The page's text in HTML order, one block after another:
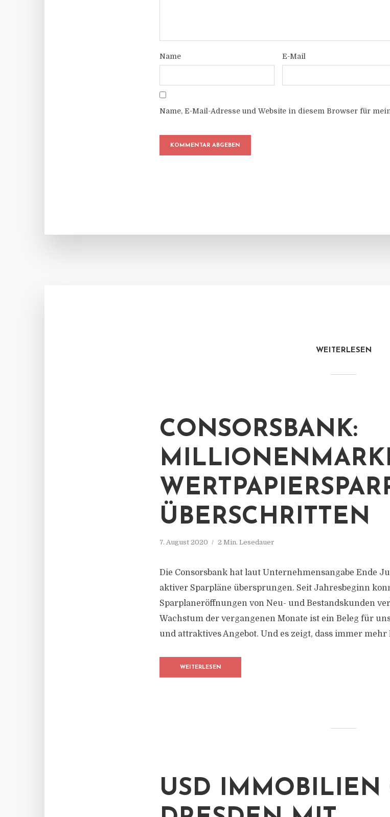
Name E-Mail
Name, E-Mail-Adresse und Website in diesem Browser für
WEITERLESEN
CONSORSBANK:
ÜBERSCHRITTEN
7. August 2020 2 Min. Lesedauer
Die Consorsbank hat laut Unternehmensangabe Ende
aktiver Sparpläne übersprungen. Seit Jahresbeginn
Sparplaneröffnungen von Neu- und Bestandskunden
Wachstum der vergangenen Monate ist ein Beleg für
und attraktives Angebot. Und es zeigt, dass immer mehr
WEITERLESEN
USD IMMOBILIEN